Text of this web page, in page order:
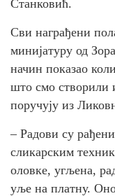
Станковић.
Сви награђени
минијатуру од
начин показао
што смо створили
поручују из
– Радови су
сликарским
оловке, угљена,
уље на платну.